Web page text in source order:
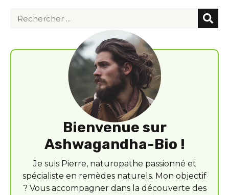
Bienvenue sur
Ashwagandha-Bio !
Je suis Pierre, naturopathe passionné et
spécialiste en remèdes naturels. Mon objectif
? Vous accompagner dans la découverte des